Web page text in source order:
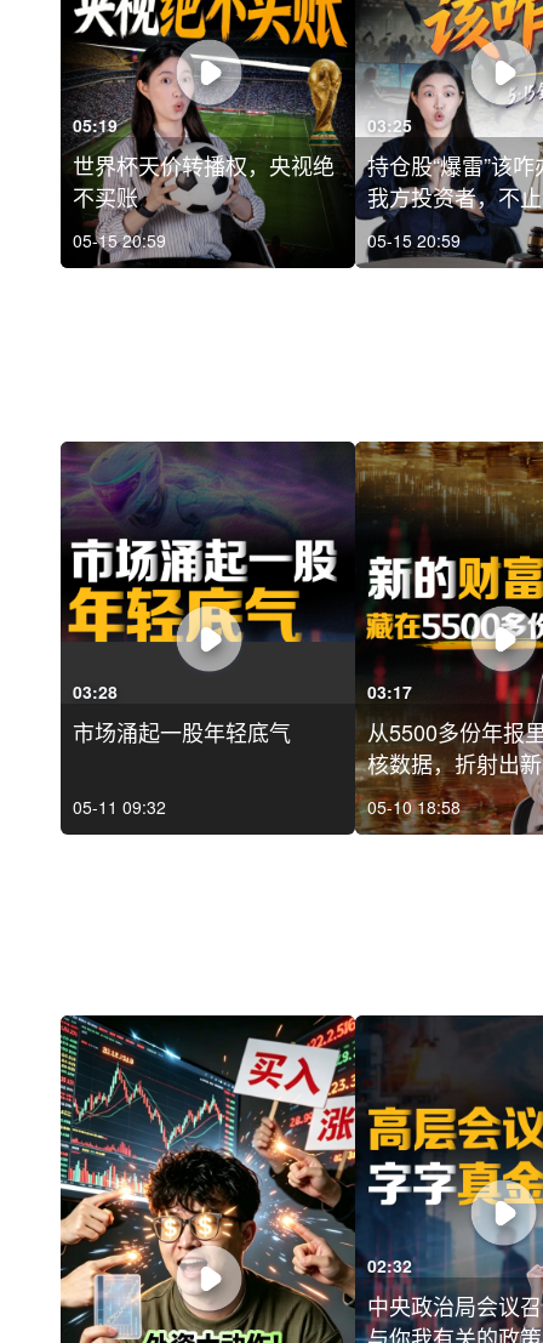
05:19
世界杯天价转播权，央视绝
不买账
05-15 20:59
03:25
持仓股“爆雷”该
我方投资者，不
05-15 20:59
03:28
市场涌起一股年轻底气
05-11 09:32
03:17
从5500多份年报
核数据，折射出
05-10 18:58
02:32
中央政治局会议